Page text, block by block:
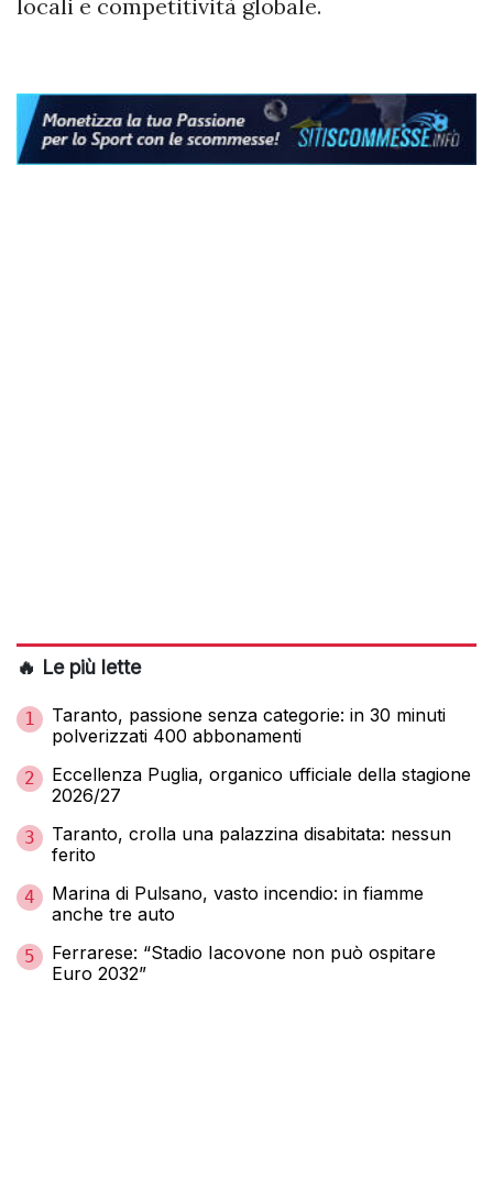
locali e competitività globale.
🔥 Le più lette
1
Taranto, passione senza categorie: in 30 minuti
polverizzati 400 abbonamenti
2
Eccellenza Puglia, organico ufficiale della stagione
2026/27
3
Taranto, crolla una palazzina disabitata: nessun
ferito
4
Marina di Pulsano, vasto incendio: in fiamme
anche tre auto
5
Ferrarese: “Stadio Iacovone non può ospitare
Euro 2032”